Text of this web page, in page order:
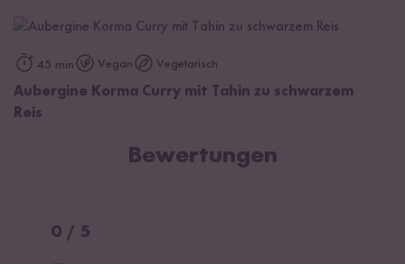
45 min Vegan Vegetarisch
Aubergine Korma Curry mit Tahin zu schwarzem
Reis
Bewertungen
0 / 5